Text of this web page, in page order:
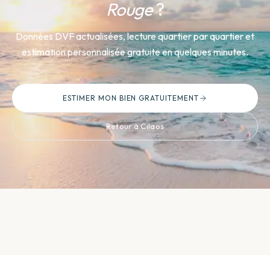
Rouge?
Données DVF actualisées, lecture quartier par quartier et
estimation personnalisée gratuite en quelques minutes.
ESTIMER MON BIEN GRATUITEMENT
Retour à Cilaos